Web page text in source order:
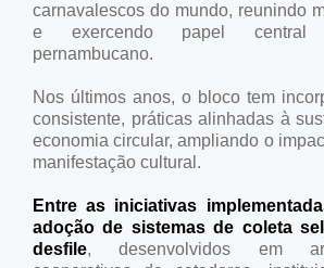
carnavalescos do mundo, reunindo
e exercendo papel central
pernambucano.
Nos últimos anos, o bloco tem
consistente, práticas alinhadas à
economia circular, ampliando o
manifestação cultural.
Entre as iniciativas
adoção de sistemas de coleta
desfile, desenvolvidos em